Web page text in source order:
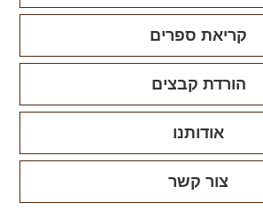
קריאת ספרים
הורדת קבצים
אודותנו
צור קשר